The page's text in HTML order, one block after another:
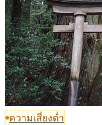
ความเสี่ยงต่ำ